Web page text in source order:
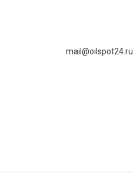
mail@oilspot24.ru